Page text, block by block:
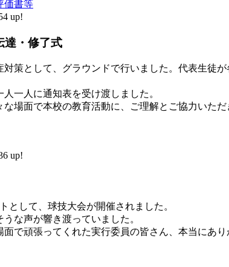
書等
up!
達・修了式
策として、グラウンドで行いました。代表生徒
一人に通知表を受け渡しました。
場面で本校の教育活動に、ご理解とご協力いただ
up!
として、球技大会が開催されました。
な声が響き渡っていました。
で頑張ってくれた実行委員の皆さん、本当にあり